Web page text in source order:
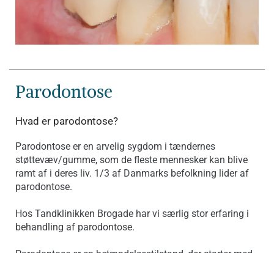
Parodontose
Hvad er parodontose?
Parodontose er en arvelig sygdom i tændernes
støttevæv/gumme, som de fleste mennesker kan blive
ramt af i deres liv. 1/3 af Danmarks befolkning lider af
parodontose.
Hos Tandklinikken Brogade har vi særlig stor erfaring i
behandling af parodontose.